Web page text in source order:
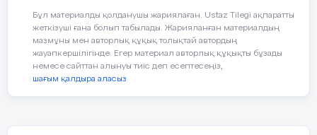
Егер түзу сызық фигураны тең екі бөлікке
бөлсе,бұл фигура түзуге қатысты симметриялы
деп аталады.фигураны тең бөліктерге бөлетін
түзу симметрия осі деп аталады.
Миға шабуыл әдісі арқылы жаңа тақырыпты
болжау
Бұл материалды қолданушы жариялаған. Ustaz Tilegi ақпаратты
жеткізуші ғана болып табылады. Жарияланған материалдың
мазмұны мен авторлық құқық толықтай автордың
жауапкершілігінде. Егер материал авторлық құқықты бұзады
немесе сайттан алынуы тиіс деп есептесеңіз,
шағым қалдыра аласыз